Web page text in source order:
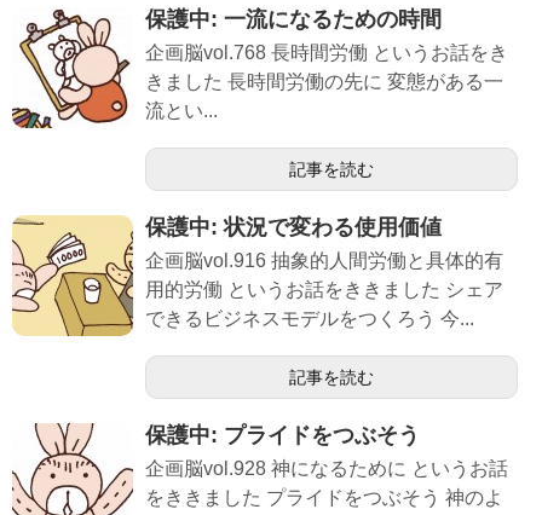
保護中: 一流になるための時間
企画脳vol.768 長時間労働 というお話をき
きました 長時間労働の先に 変態がある一
流とい...
記事を読む
保護中: 状況で変わる使用価値
企画脳vol.916 抽象的人間労働と具体的有
用的労働 というお話をききました シェア
できるビジネスモデルをつくろう 今...
記事を読む
保護中: プライドをつぶそう
企画脳vol.928 神になるために というお話
をききました プライドをつぶそう 神のよ